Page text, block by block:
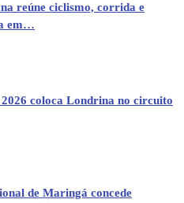
reúne ciclismo, corrida e
em…
coloca Londrina no circuito
de Maringá concede